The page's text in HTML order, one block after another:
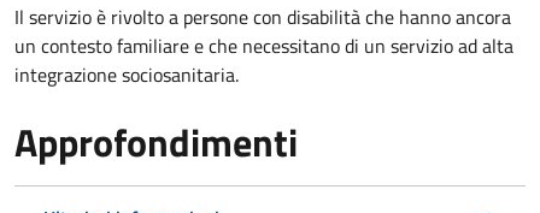
Il servizio è rivolto a persone con disabilità che hanno ancora
un contesto familiare e che necessitano di un servizio ad alta
integrazione sociosanitaria.
Approfondimenti